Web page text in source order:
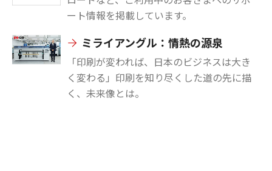
ート情報を掲載しています。
ミライアングル：情熱の源泉
「印刷が変われば、日本のビジネスは大き
く変わる」印刷を知り尽くした道の先に描
く、未来像とは。